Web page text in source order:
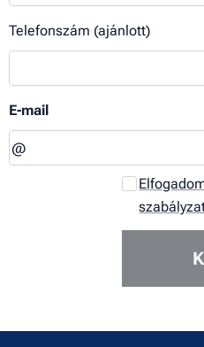
Telefonszám (ajánlott)
E-mail